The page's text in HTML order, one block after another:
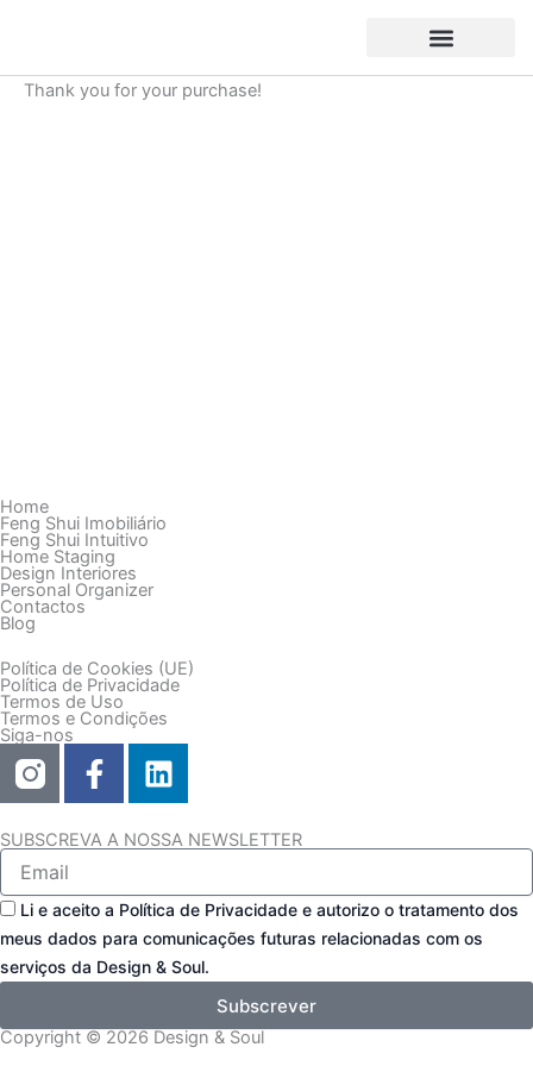
content
Thank you for your purchase!
Home
Feng Shui Imobiliário
Feng Shui Intuitivo
Home Staging
Design Interiores
Personal Organizer
Contactos
Blog
Política de Cookies (UE)
Política de Privacidade
Termos de Uso
Termos e Condições
Siga-nos
F
a
e
o
o
k
f
L
i
k
d
i
n
SUBSCREVA A NOSSA NEWSLETTER
Email
Consentimento
Li e aceito a Política de Privacidade e autorizo o tratamento dos
meus dados para comunicações futuras relacionadas com os
serviços da Design & Soul.
Subscrever
Copyright © 2026 Design & Soul